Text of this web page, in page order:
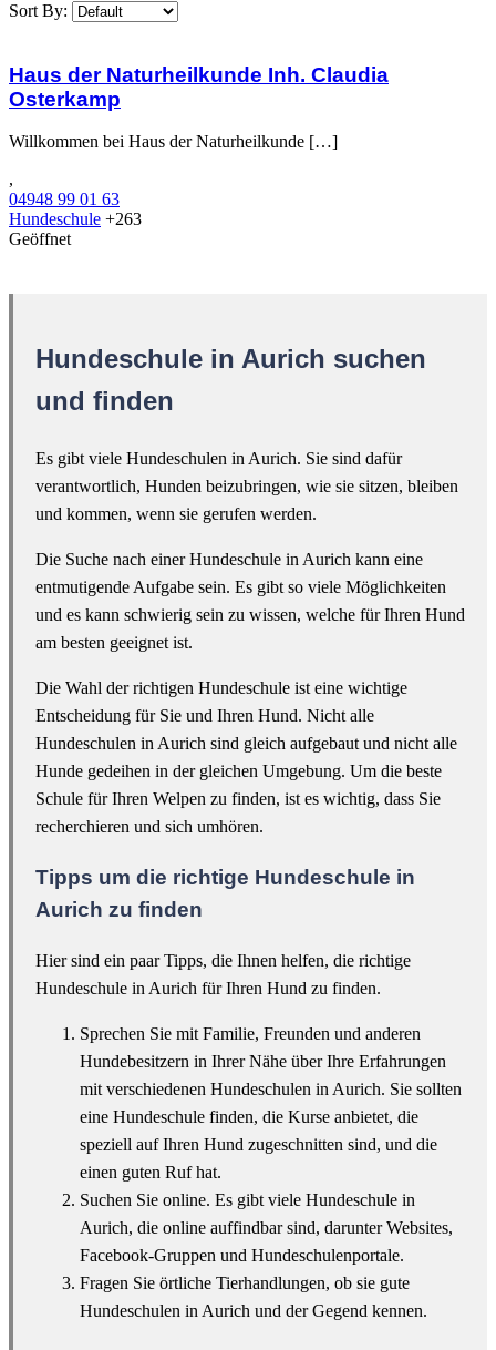
Sort By:
Haus der Naturheilkunde Inh. Claudia
Osterkamp
Willkommen bei Haus der Naturheilkunde […]
,
04948 99 01 63
Hundeschule +263
Geöffnet
Hundeschule in Aurich suchen
und finden
Es gibt viele Hundeschulen in Aurich. Sie sind dafür
verantwortlich, Hunden beizubringen, wie sie sitzen, bleiben
und kommen, wenn sie gerufen werden.
Die Suche nach einer Hundeschule in Aurich kann eine
entmutigende Aufgabe sein. Es gibt so viele Möglichkeiten
und es kann schwierig sein zu wissen, welche für Ihren Hund
am besten geeignet ist.
Die Wahl der richtigen Hundeschule ist eine wichtige
Entscheidung für Sie und Ihren Hund. Nicht alle
Hundeschulen in Aurich sind gleich aufgebaut und nicht alle
Hunde gedeihen in der gleichen Umgebung. Um die beste
Schule für Ihren Welpen zu finden, ist es wichtig, dass Sie
recherchieren und sich umhören.
Tipps um die richtige Hundeschule in
Aurich zu finden
Hier sind ein paar Tipps, die Ihnen helfen, die richtige
Hundeschule in Aurich für Ihren Hund zu finden.
Sprechen Sie mit Familie, Freunden und anderen
Hundebesitzern in Ihrer Nähe über Ihre Erfahrungen
mit verschiedenen Hundeschulen in Aurich. Sie sollten
eine Hundeschule finden, die Kurse anbietet, die
speziell auf Ihren Hund zugeschnitten sind, und die
einen guten Ruf hat.
Suchen Sie online. Es gibt viele Hundeschule in
Aurich, die online auffindbar sind, darunter Websites,
Facebook-Gruppen und Hundeschulenportale.
Fragen Sie örtliche Tierhandlungen, ob sie gute
Hundeschulen in Aurich und der Gegend kennen.